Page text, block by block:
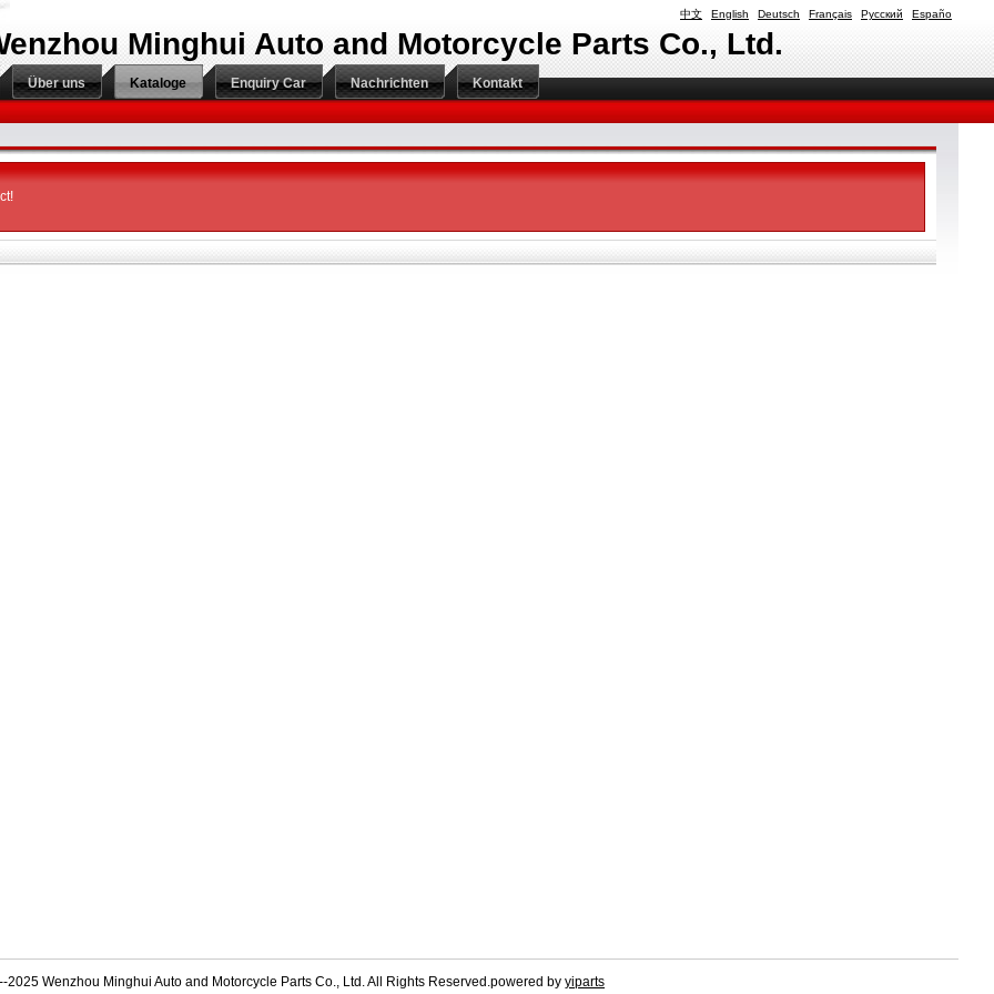
中文 English Deutsch Français Русский Españo
Minghui Auto and Motorcycle Parts Co., Ltd.
Über uns Kataloge Enquiry Car Nachrichten Kontakt
Wenzhou Minghui Auto and Motorcycle Parts Co., Ltd. All Rights Reserved.powered by yiparts